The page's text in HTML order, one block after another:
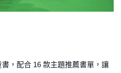
，配合 16 款主題推薦書單，讓